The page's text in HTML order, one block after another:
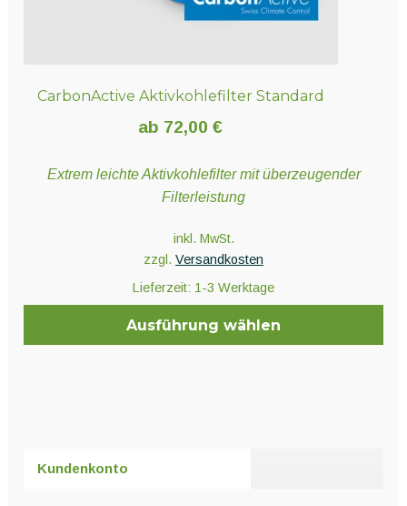
CarbonActive Aktivkohlefilter Standard
ab 72,00€
Extrem leichte Aktivkohlefilter mit überzeugender
Filterleistung
inkl. MwSt.
zzgl. Versandkosten
Lieferzeit: 1-3 Werktage
Ausführung wählen
auf.Kundenkonto